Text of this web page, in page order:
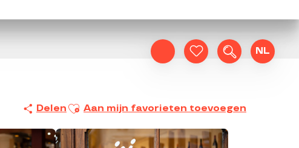
Zoek op
NL
Delen Ajouter aux favoris
Aan mijn favorieten toevoegen